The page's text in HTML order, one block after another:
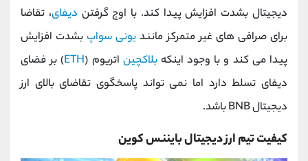
دیجیتال بشدت افزایش پیدا کند. با اوج گرفتن دیفای، تقاضا
برای صرافی های غیر متمرکز مانند یونی سواپ بشدت افزایش
پیدا می کند و با وجود اینکهبلاکچین اتریوم (ETH) بر فضای
دیفای تسلط دارد اما نمی تواند پاسخگوی تقاضای بالای ارز
دیجیتال BNB باشد.
کیفیت تیم ارز دیجیتال بایننس کوین